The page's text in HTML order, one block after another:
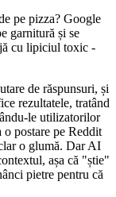
pe pizza? Google
garnitură și se
cu lipiciul toxic -
de răspunsuri, și
rezultatele, tratând
le utilizatorilor
postare pe Reddit
o glumă. Dar AI
așa că "știe"
pietre pentru că